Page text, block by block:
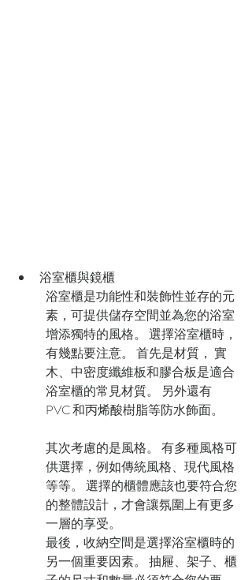
浴室櫃與鏡櫃
浴室櫃是功能性和裝飾性並存的元
素，可提供儲存空間並為您的浴室
增添獨特的風格。 選擇浴室櫃時，
有幾點要注意。 首先是材質， 實
木、中密度纖維板和膠合板是適合
浴室櫃的常見材質。 另外還有
PVC 和丙烯酸樹脂等防水飾面。
其次考慮的是風格。 有多種風格可
供選擇，例如傳統風格、現代風格
等等。 選擇的櫃體應該也要符合您
的整體設計，才會讓氛圍上有更多
一層的享受。
最後，收納空間是選擇浴室櫃時的
另一個重要因素。 抽屜、架子、櫃